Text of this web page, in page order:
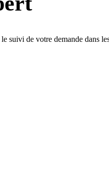
suivi de votre demande dans